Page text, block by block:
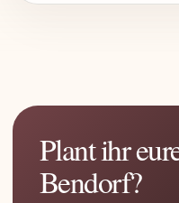
Plant ihr
Bendorf?